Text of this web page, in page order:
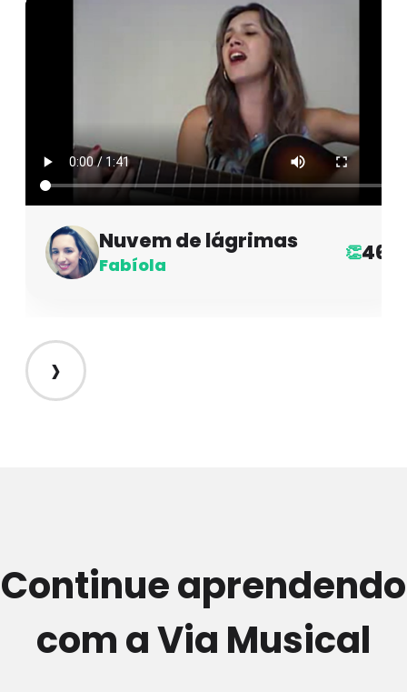
Nuvem de lágrimas
Fabíola
👏46
›
Continue aprendendo
com a Via Musical